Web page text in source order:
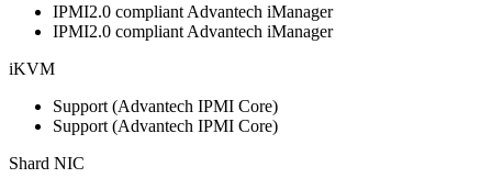
IPMI2.0 compliant Advantech iManager
IPMI2.0 compliant Advantech iManager
iKVM
Support (Advantech IPMI Core)
Support (Advantech IPMI Core)
Shard NIC